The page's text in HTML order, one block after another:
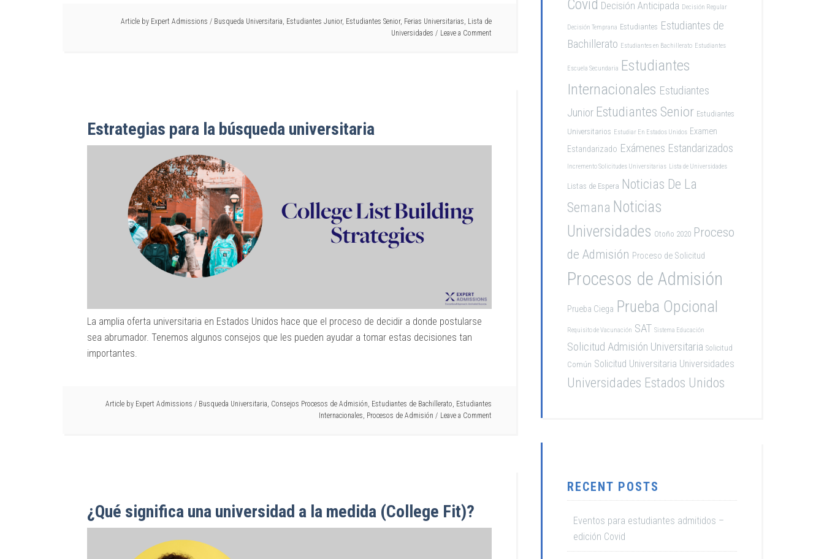
Article by Expert Admissions / Busqueda Universitaria, Estudiantes Junior, Estudiantes Senior, Ferias Universitarias, Lista de
Universidades
Leave a Comment
Estrategias para la búsqueda universitaria
La amplia oferta universitaria en Estados Unidos hace que el proceso de decidir a donde postularse
sea abrumador. Tenemos algunos consejos que les pueden ayudar a tomar estas decisiones tan
importantes.
Article by Expert Admissions / Busqueda Universitaria Consejos Procesos de Admisión Estudiantes de Bachillerato Estudiantes
Internacionales Procesos de Admisión Leave a Comment
¿Qué significa una universidad a la medida (College Fit)?
Covid Decisión Anticipada Decisión Regular
Decisión Temprana Estudiantes Estudiantes de
Bachillerato Estudiantes en Bachillerato Estudiantes
Escuela Secundaria Estudiantes
Internacionales Estudiantes
Junior Estudiantes Senior Estudiantes
Universitarios Estudiar En Estados Unidos Examen
Estandarizado Exámenes Estandarizados
Incremento Solicitudes Universitarias Lista de Universidades
Listas de Espera Noticias De La
Semana Noticias
Universidades Otoño 2020 Proceso
de Admisión Proceso de Solicitud
Procesos de Admisión
Prueba Ciega Prueba Opcional
Requisito de Vacunación SAT Sistema Educación
Solicitud Admisión Universitaria Solicitud
Común Solicitud Universitaria Universidades
Universidades Estados Unidos
RECENT POSTS
Eventos para estudiantes admitidos –
edición Covid